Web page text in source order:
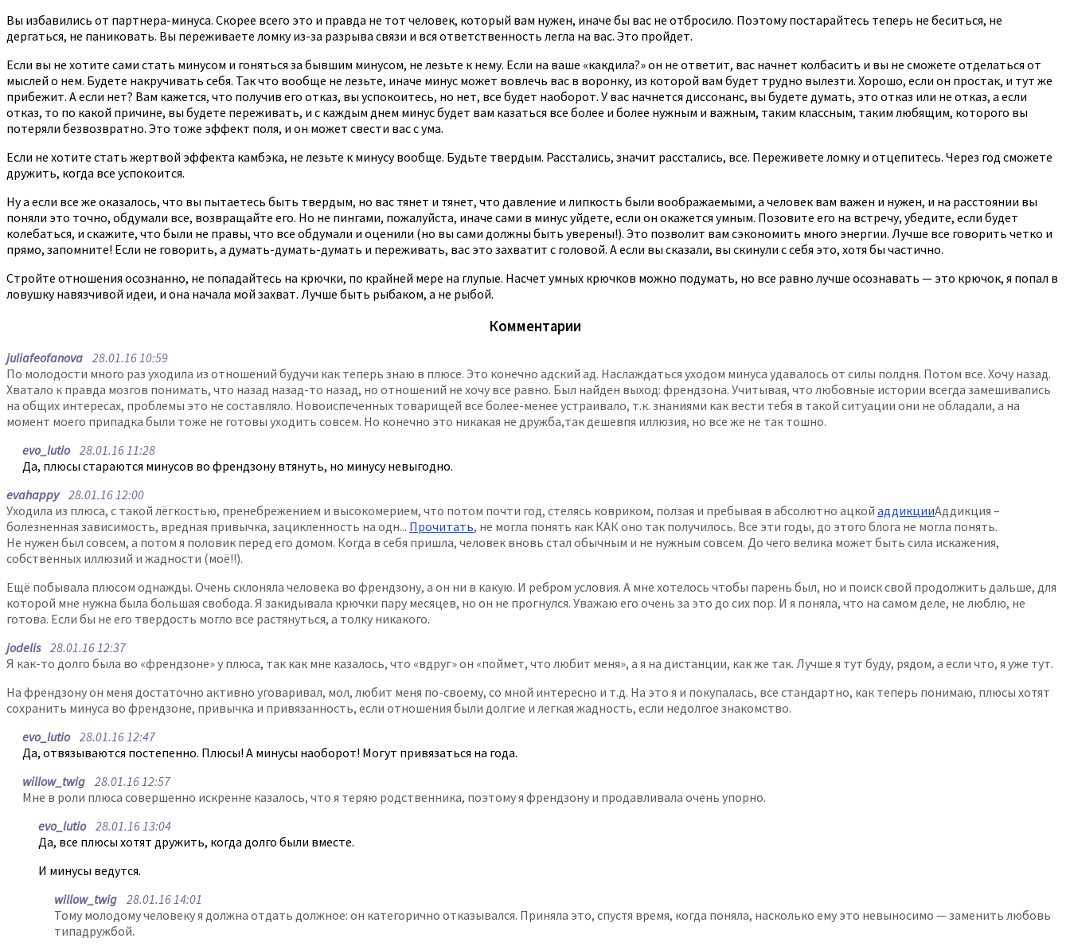
Вы избавились от партнера-минуса. Скорее всего это и правда не тот человек, который вам нужен, иначе бы вас не отбросило. Поэтому постарайтесь теперь не беситься, не
дергаться, не паниковать. Вы переживаете ломку из-за разрыва связи и вся ответственность легла на вас. Это пройдет.
Если вы не хотите сами стать минусом и гоняться за бывшим минусом, не лезьте к нему. Если на ваше «какдила?» он не ответит, вас начнет колбасить и вы не сможете отделаться от
мыслей о нем. Будете накручивать себя. Так что вообще не лезьте, иначе минус может вовлечь вас в воронку, из которой вам будет трудно вылезти. Хорошо, если он простак, и тут же
прибежит. А если нет? Вам кажется, что получив его отказ, вы успокоитесь, но нет, все будет наоборот. У вас начнется диссонанс, вы будете думать, это отказ или не отказ, а если
отказ, то по какой причине, вы будете переживать, и с каждым днем минус будет вам казаться все более и более нужным и важным, таким классным, таким любящим, которого вы
потеряли безвозвратно. Это тоже эффект поля, и он может свести вас с ума.
Если не хотите стать жертвой эффекта камбэка, не лезьте к минусу вообще. Будьте твердым. Расстались, значит расстались, все. Переживете ломку и отцепитесь. Через год сможете
дружить, когда все успокоится.
Ну а если все же оказалось, что вы пытаетесь быть твердым, но вас тянет и тянет, что давление и липкость были воображаемыми, а человек вам важен и нужен, и на расстоянии вы
поняли это точно, обдумали все, возвращайте его. Но не пингами, пожалуйста, иначе сами в минус уйдете, если он окажется умным. Позовите его на встречу, убедите, если будет
колебаться, и скажите, что были не правы, что все обдумали и оценили (но вы сами должны быть уверены!). Это позволит вам сэкономить много энергии. Лучше все говорить четко и
прямо, запомните! Если не говорить, а думать-думать-думать и переживать, вас это захватит с головой. А если вы сказали, вы скинули с себя это, хотя бы частично.
Стройте отношения осознанно, не попадайтесь на крючки, по крайней мере на глупые. Насчет умных крючков можно подумать, но все равно лучше осознавать — это крючок, я попал в
ловушку навязчивой идеи, и она начала мой захват. Лучше быть рыбаком, а не рыбой.
Комментарии
juliafeofanova 28.01.16 10:59
По молодости много раз уходила из отношений будучи как теперь знаю в плюсе. Это конечно адский ад. Наслаждаться уходом минуса удавалось от силы полдня. Потом все. Хочу назад.
Хватало к правда мозгов понимать, что назад назад-то назад, но отношений не хочу все равно. Был найден выход: френдзона. Учитывая, что любовные истории всегда замешивались
на общих интересах, проблемы это не составляло. Новоиспеченных товарищей все более-менее устраивало, т.к. знаниями как вести тебя в такой ситуации они не обладали, а на
момент моего припадка были тоже не готовы уходить совсем. Но конечно это никакая не дружба,так дешевпя иллюзия, но все же не так тошно.
evo_lutio28.01.16 11:28
Да, плюсы стараются минусов во френдзону втянуть, но минусу невыгодно.
evahappy28.01.16 12:00
Уходила из плюса, с такой лёгкостью, пренебрежением и высокомерием, что потом почти год, стелясь ковриком, ползая и пребывая в абсолютно ацкой аддикцииАддикция –
болезненная зависимость, вредная привычка, зацикленность на одн... Прочитать, не могла понять как КАК оно так получилось. Все эти годы, до этого блога не могла понять.
Не нужен был совсем, а потом я половик перед его домом. Когда в себя пришла, человек вновь стал обычным и не нужным совсем. До чего велика может быть сила искажения,
собственных иллюзий и жадности (моё!!).
Ещё побывала плюсом однажды. Очень склоняла человека во френдзону, а он ни в какую. И ребром условия. А мне хотелось чтобы парень был, но и поиск свой продолжить дальше, для
которой мне нужна была большая свобода. Я закидывала крючки пару месяцев, но он не прогнулся. Уважаю его очень за это до сих пор. И я поняла, что на самом деле, не люблю, не
готова. Если бы не его твердость могло все растянуться, а толку никакого.
jodelis28.01.16 12:37
Я как-то долго была во «френдзоне» у плюса, так как мне казалось, что «вдруг» он «поймет, что любит меня», а я на дистанции, как же так. Лучше я тут буду, рядом, а если что, я уже тут.
На френдзону он меня достаточно активно уговаривал, мол, любит меня по-своему, со мной интересно и т.д. На это я и покупалась, все стандартно, как теперь понимаю, плюсы хотят
сохранить минуса во френдзоне, привычка и привязанность, если отношения были долгие и легкая жадность, если недолгое знакомство.
evo_lutio28.01.16 12:47
Да, отвязываются постепенно. Плюсы! А минусы наоборот! Могут привязаться на года.
willow_twig 28.01.16 12:57
Мне в роли плюса совершенно искренне казалось, что я теряю родственника, поэтому я френдзону и продавливала очень упорно.
evo_lutio28.01.16 13:04
Да, все плюсы хотят дружить, когда долго были вместе.
И минусы ведутся.
willow_twig 28.01.16 14:01
Тому молодому человеку я должна отдать должное: он категорично отказывался. Приняла это, спустя время, когда поняла, насколько ему это невыносимо — заменить любовь
типадружбой.